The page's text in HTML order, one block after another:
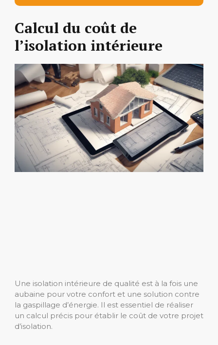
Calcul du coût de
l’isolation intérieure
Une isolation intérieure de qualité est à la fois une
aubaine pour votre confort et une solution contre
la gaspillage d’énergie. Il est essentiel de réaliser
un calcul précis pour établir le coût de votre projet
d’isolation.